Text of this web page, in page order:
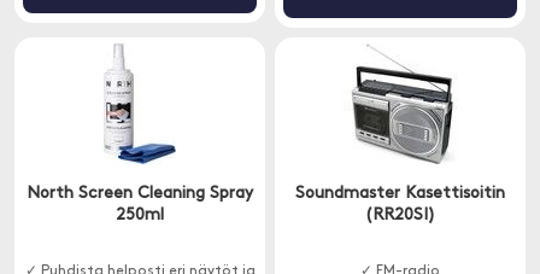
North Screen Cleaning Spray
250ml
Soundmaster Kasettisoitin
(RR20SI)